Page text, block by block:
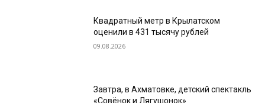
Квадратный метр в Крылатском
оценили в 431 тысячу рублей
09.08.2026
Завтра, в Ахматовке, детский спектакль
«Совёнок и Лягушонок»